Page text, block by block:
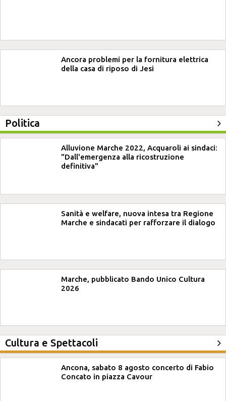
Ancora problemi per la fornitura elettrica
della casa di riposo di Jesi
Politica
Alluvione Marche 2022, Acquaroli ai sindaci:
"Dall'emergenza alla ricostruzione
definitiva"
Sanità e welfare, nuova intesa tra Regione
Marche e sindacati per rafforzare il dialogo
Marche, pubblicato Bando Unico Cultura
2026
Cultura e Spettacoli
Ancona, sabato 8 agosto concerto di Fabio
Concato in piazza Cavour